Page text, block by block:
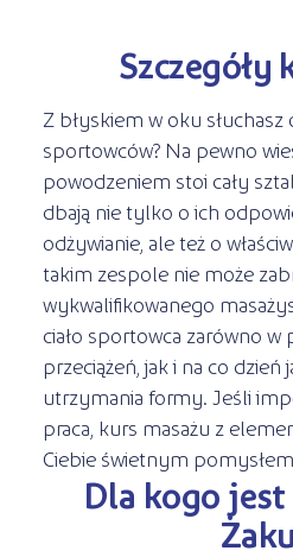
Szczegóły
Z błyskiem w oku słuchasz
sportowców? Na pewno
powodzeniem stoi cały
dbają nie tylko o ich
odżywianie, ale też o
takim zespole nie może
wykwalifikowanego
ciało sportowca zarówno
przeciążeń, jak i na co
utrzymania formy. Jeśli
praca, kurs masażu z
Ciebie świetnym
Dla kogo